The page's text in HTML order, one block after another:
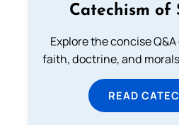
Catechism of
Explore the concise
faith, doctrine, and morals
READ